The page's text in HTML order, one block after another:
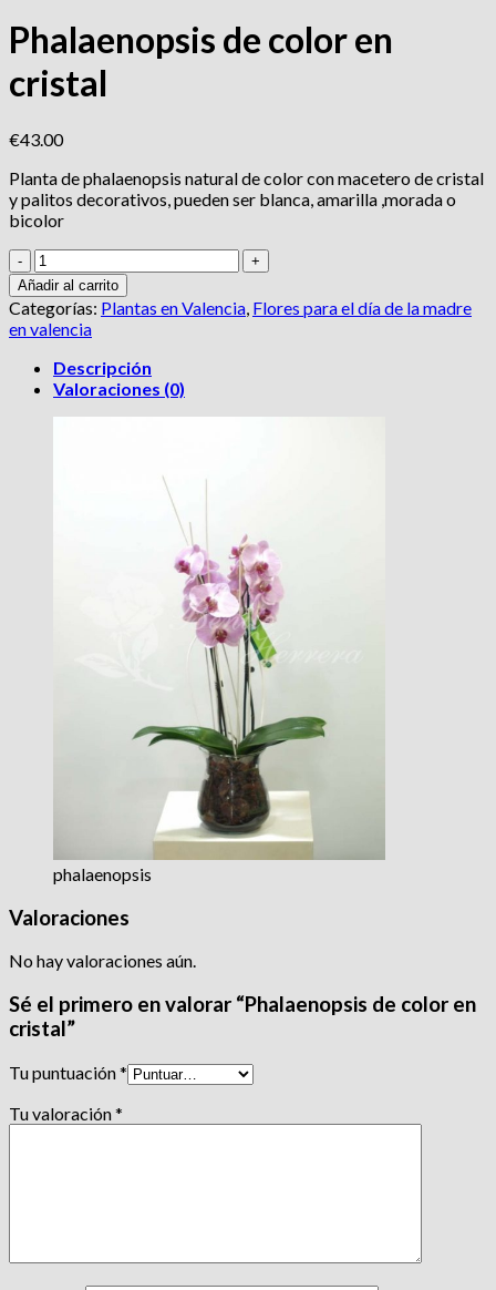
Phalaenopsis de color en
cristal
€43.00
Planta de phalaenopsis natural de color con macetero de cristal
y palitos decorativos, pueden ser blanca, amarilla ,morada o
bicolor
Phalaenopsis
de
color
en
cristal
cantidad
Añadir al carrito
Categorías: Plantas en Valencia, Flores para el día de la madre
en valencia
Descripción
Valoraciones (0)
phalaenopsis
Valoraciones
No hay valoraciones aún.
Sé el primero en valorar “Phalaenopsis de color en
cristal”
Tu puntuación*
Tu valoración*